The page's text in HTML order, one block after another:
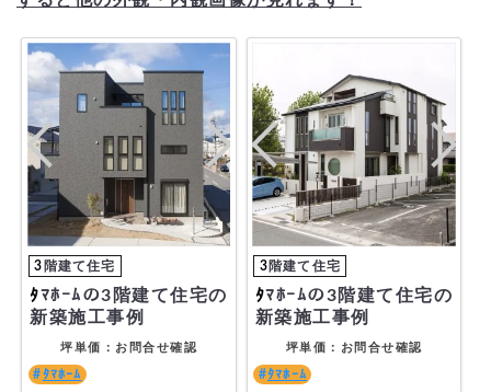
ﾀﾏﾎｰﾑの3階建て住宅の
新築施工事例
坪単価：お問合せ確認
ﾀﾏﾎｰﾑ
ﾀﾏﾎｰﾑの3階建て住宅の
新築施工事例
坪単価：お問合せ確認
ﾀﾏﾎｰﾑ